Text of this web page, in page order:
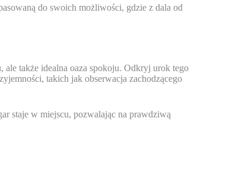
do swoich możliwości, gdzie z dala od
także idealna oaza spokoju. Odkryj urok tego
takich jak obserwacja zachodzącego
staje w miejscu, pozwalając na prawdziwą